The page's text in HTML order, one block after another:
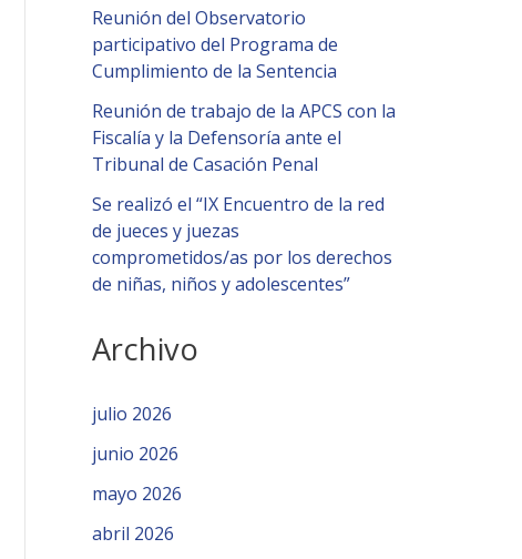
Reunión del Observatorio
participativo del Programa de
Cumplimiento de la Sentencia
Reunión de trabajo de la APCS con la
Fiscalía y la Defensoría ante el
Tribunal de Casación Penal
Se realizó el “IX Encuentro de la red
de jueces y juezas
comprometidos/as por los derechos
de niñas, niños y adolescentes”
Archivo
julio 2026
junio 2026
mayo 2026
abril 2026